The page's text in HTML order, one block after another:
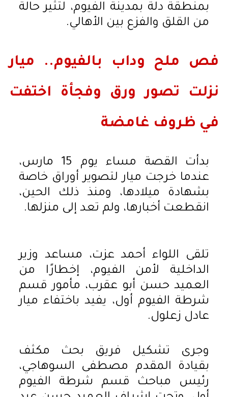
بمنطقة دلة بمدينة الفيوم، لتثير حالة
من القلق والفزع بين الأهالي.
فص ملح وداب بالفيوم.. ميار
نزلت تصور ورق وفجأة اختفت
في ظروف غامضة
بدأت القصة مساء يوم 15 مارس،
عندما خرجت ميار لتصوير أوراق خاصة
بشهادة ميلادها، ومنذ ذلك الحين،
انقطعت أخبارها، ولم تعد إلى منزلها.
تلقى اللواء أحمد عزت، مساعد وزير
الداخلية لأمن الفيوم، إخطارًا من
العميد حسن أبو عقرب، مأمور قسم
شرطة الفيوم أول، يفيد باختفاء ميار
عادل زعلول.
وجرى تشكيل فريق بحث مكثف
بقيادة المقدم مصطفى السوهاجي،
رئيس مباحث قسم شرطة الفيوم